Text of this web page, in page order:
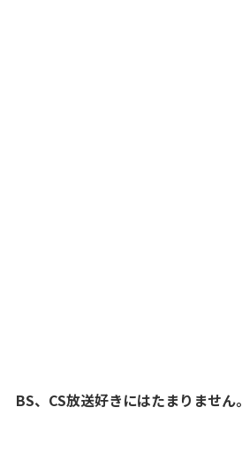
BS、CS放送好きにはたまりません。